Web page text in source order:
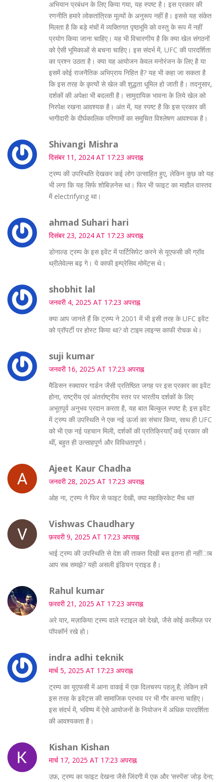
अभियान प्रबंधन के लिए किया गया, यह स्पष्ट है। इस प्रकार की
रणनीति हमारे लोकतांत्रिक मूल्यों के अनुरूप नहीं है। इससे यह संकेत
मिलता है कि बड़े मंचों में व्यक्तिगत पृष्ठभूमि को वस्तु के रूप में नहीं
प्रयोग किया जाना चाहिए। यह भी विचारणीय है कि क्या खेल संगठनों
को ऐसी भूमिकाओं से बचना चाहिए। इस संदर्भ में, UFC की पारदर्शिता
का प्रश्न उठता है। क्या यह आयोजन केवल मनोरंजन के लिए है या
इसमें कोई राजनैतिक अभिप्राय निहित है? यह भी कहा जा सकता है
कि इस तरह के कृत्यों से खेल की शुद्धता धूमिल हो जाती है। तदनुसार,
दर्शकों की अपेक्षा भी बदलती है। सामुदायिक भावना के लिये खेल को
निरपेक्ष रखना आवश्यक है। अंत में, यह स्पष्ट है कि इस प्रकार की
भागीदारी के दीर्घकालिक परिणामों का समुचित विश्लेषण आवश्यक है।
Shivangi Mishra
दिसंबर 11, 2024 AT 17:23 अपराह्न
ट्रम्प की उपस्थिति देखकर कई लोग उत्साहित हुए, लेकिन कुछ को यह
भी लगा कि यह सिर्फ शोबिज़नेस था। फिर भी फाइट का माहौल वास्तव
में electrifying था।
ahmad Suhari hari
दिसंबर 23, 2024 AT 17:23 अपराह्न
डोनाल्ड ट्रम्प के इस इवेंट में पार्टिसिपेट करने से यूएफसी की ग्रॉव
थ्रीलेवेल्स बढ़ गे। ये काफी इम्प्रेसिव मोमेंट्स थे।
shobhit lal
जनवरी 4, 2025 AT 17:23 अपराह्न
क्या आप जानते हैं कि ट्रम्प ने 2001 में भी इसी तरह के UFC इवेंट
को प्रॉपर्टी पर होस्ट किया था? वो टाइम लाइन्स काफी रोचक थे।
suji kumar
जनवरी 16, 2025 AT 17:23 अपराह्न
मैडिसन स्क्वायर गार्डन जैसी प्रतिष्ठित जगह पर इस प्रकार का इवेंट
होना, राष्ट्रीय एवं अंतर्राष्ट्रीय स्तर पर भारतीय दर्शकों के लिए
अभूतपूर्व अनुभव प्रदान करता है, यह बात बिल्कुल स्पष्ट है; इस इवेंट
में ट्रम्प की उपस्थिति ने एक नई ऊर्जा का संचार किया, साथ ही UFC
को भी एक नई पहचान मिली, दर्शकों की प्रतिक्रियाएँ कई प्रकार की
थीं, बहुत ही उत्साहपूर्ण और विविधतापूर्ण।
Ajeet Kaur Chadha
जनवरी 28, 2025 AT 17:23 अपराह्न
ओह ना, ट्रम्प ने फिर से फाइट देखी, क्या महाक्रिकेट मैच था!
Vishwas Chaudhary
फ़रवरी 9, 2025 AT 17:23 अपराह्न
भाई ट्रम्प की उपस्थिति से देश की ताकत दिखी बस इतना ही नहींाब
आप सब समझे? यही असली इंडियन प्राइड है।
Rahul kumar
फ़रवरी 21, 2025 AT 17:23 अपराह्न
अरे यार, मज़ाकिया ट्रम्प वाले स्टाइल को देखो, जैसे कोई कलीब्ज़ पर
पॉपकॉर्न रखे हो।
indra adhi teknik
मार्च 5, 2025 AT 17:23 अपराह्न
ट्रम्प का यूएफसी में आना वाकई में एक दिलचस्प पहलू है; लेकिन हमें
इस तरह के इवेंट्स की सामाजिक प्रभाव पर भी गौर करना चाहिए।
इस संदर्भ में, भविष्य में ऐसे आयोजनों के नियोजन में अधिक पारदर्शिता
की आवश्यकता है।
Kishan Kishan
मार्च 17, 2025 AT 17:23 अपराह्न
उफ़, ट्रम्प का फाइट देखना जैसे जिंदगी में एक और ‘सस्पेंस’ जोड़ देना;